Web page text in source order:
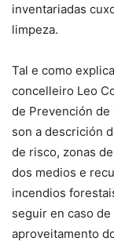
inventariadas
limpeza.
Tal e como
concelleiro Leo
de Prevención de
son a descrición
de risco, zonas
dos medios e
incendios
seguir en caso
aproveitamento